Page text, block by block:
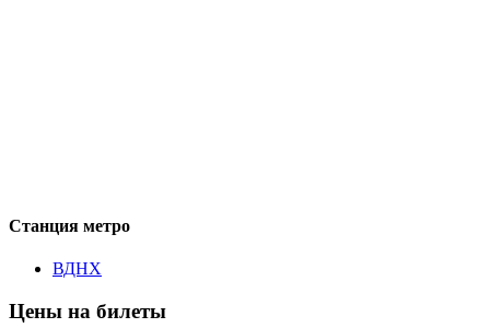
Станция метро
ВДНХ
Цены на билеты